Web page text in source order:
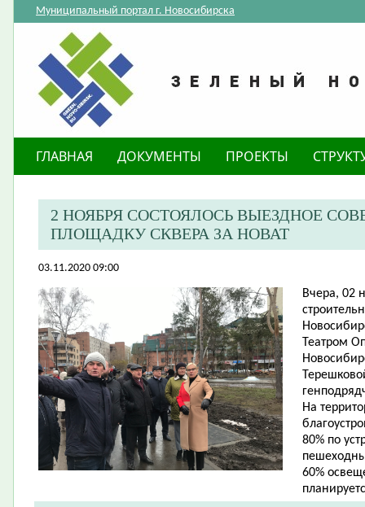
Муниципальный портал г. Новосибирска
ГЛАВНАЯ ДОКУМЕНТЫ ПРОЕКТЫ
2 НОЯБРЯ СОСТОЯЛОСЬ ВЫЕЗДНОЕ
ПЛОЩАДКУ СКВЕРА ЗА НОВАТ
03.11.2020 09:00
Вчера, 02
Театром
На
80% по
60%